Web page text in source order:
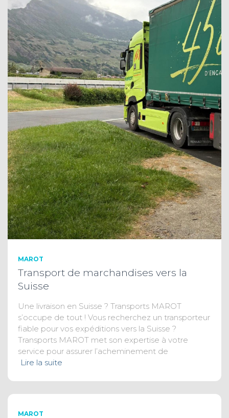
MAROT
Transport de marchandises vers la
Suisse
Une livraison en Suisse ? Transports MAROT
s’occupe de tout ! Vous recherchez un transporteur
fiable pour vos expéditions vers la Suisse ?
Transports MAROT met son expertise à votre
service pour assurer l’acheminement de
Lire la suite
MAROT